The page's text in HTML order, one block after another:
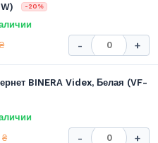
-20%
₴ - +
BINERA Videx, Белая (VF-
₴ - +